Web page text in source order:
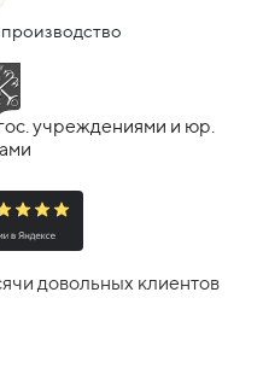
учреждениями и юр.
довольных клиентов